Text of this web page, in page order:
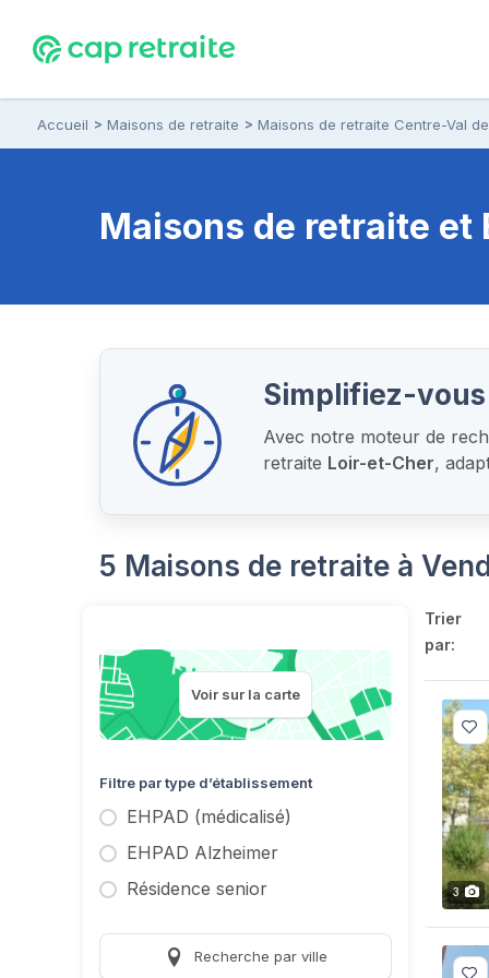
Accueil Maisons de retraite Maisons de retraite Centre-Val
Maisons de retraite et
Simplifiez-
Avec notre moteur de
retraite Loir-et-Cher,
5 Maisons de retraite à
Voir sur la carte
Filtre par type d’établissement
EHPAD (médicalisé)
EHPAD Alzheimer
Résidence senior
Recherche par ville
Trier
par:
3